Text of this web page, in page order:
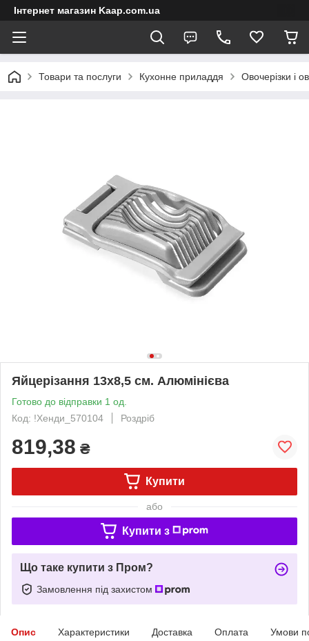
Інтернет магазин Kaap.com.ua
Товари та послуги Кухонне приладдя Овочерізки і
Яйцерізання 13x8,5 см. Алюмінієва
Готово до відправки 1 од.
Код: !Хенди_570104
Роздріб
819,38 ₴
Купити
або
Купити з
Що таке купити з Пром?
Замовлення під захистом
Опис Характеристики Доставка Оплата Умови